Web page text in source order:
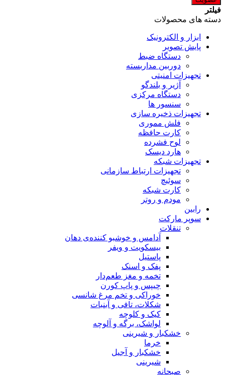
فیلتر
دسته های محصولات
ابزار و الکترونیک
پایش تصویر
دستگاه ضبط
دوربین مداربسته
تجهیزات امنیتی
آژیر و بلندگو
دستگاه مرکزی
سنسور ها
تجهیزات ذخیره سازی
فلش مموری
کارت حافظه
لوح فشرده
هارد دیسک
تجهیزات شبکه
تجهیزات ارتباط سازمانی
سوئیچ
کارت شبکه
مودم و روتر
رابین
سوپر مارکت
تنقلات
آدامس و خوشبو کننده‌ی دهان
بیسکویت و ویفر
پاستیل
پفک و اسنک
تخمه و مغز طعم‌دار
چیپس و پاپ کورن
خوراکی و تخم مرغ شانسی
شکلات، تافی و آبنبات
کیک و کلوچه
لواشک، برگه و آلوچه
خشکبار و شیرینی
خرما
خشکبار و آجیل
شیرینی
صبحانه